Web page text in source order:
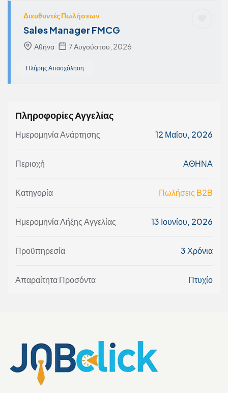
Διευθυντές Πωλήσεων
Sales Manager FMCG
Αθήνα 7 Αυγούστου, 2026
Πλήρης Απασχόληση
Πληροφορίες Αγγελίας
Ημερομηνία Ανάρτησης 12 Μαΐου, 2026
Περιοχή ΑΘΗΝΑ
Κατηγορία Πωλήσεις B2B
Ημερομηνία Λήξης Αγγελίας 13 Ιουνίου, 2026
Προϋπηρεσία 3 Χρόνια
Απαραίτητα Προσόντα Πτυχίο